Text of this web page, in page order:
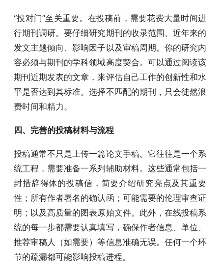
“投对门”至关重要。在投稿前，需要花费大量时间进
行期刊调研。要仔细研究期刊的收录范围、近年来的
发文主题倾向、影响因子以及审稿周期。你的研究内
容必须与期刊的学科领域高度契合。可以通过阅读该
期刊近期发表的文章，来评估自己工作的创新性和水
平是否达到其标准。选择不匹配的期刊，只会徒然浪
费时间和精力。
四、完善的投稿材料与流程
投稿通常不只是上传一篇论文手稿。它往往是一个系
统工程，需要准备一系列辅助材料。这些通常包括一
封措辞得体的投稿信，简要介绍研究亮点及其重要
性；所有作者署名的确认函；可能需要的伦理审查证
明；以及高质量的图表原始文件。此外，在线投稿系
统的每一步都需要认真填写，确保作者信息、单位、
推荐审稿人（如需要）等信息准确无误。任何一个环
节的疏漏都可能影响投稿进程。